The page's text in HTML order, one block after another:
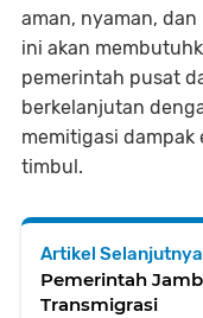
aman, nyaman,
ini akan
pemerintah pusat
berkelanjutan
memitigasi dampak
timbul.
Artikel Selanjutnya
Pemerintah
Transmigrasi